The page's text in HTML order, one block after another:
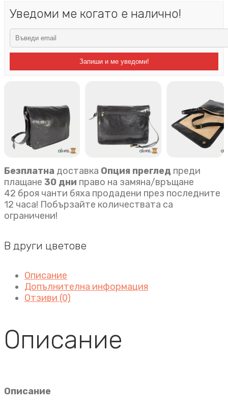
Уведоми ме когато е налично!
Запиши и ме уведоми!
Безплатна доставка Опция преглед преди
плащане 30 дни право на замяна/връщане
42 броя чанти бяха продадени през последните
12 часа! Побързайте количествата са
ограничени!
В други цветове
Описание
Допълнителна информация
Отзиви (0)
Описание
Описание